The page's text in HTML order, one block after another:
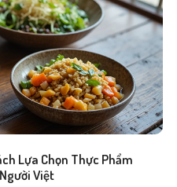
Lựa Chọn Thực Phẩm
Việt